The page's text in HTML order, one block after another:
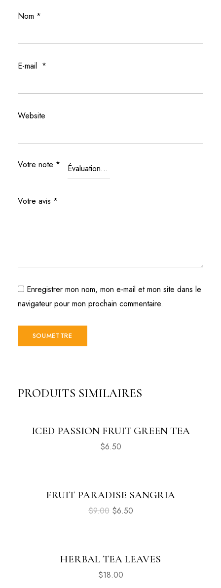
Nom *
E-mail *
Website
Votre note *
Votre avis *
Enregistrer mon nom, mon e-mail et mon site dans le
navigateur pour mon prochain commentaire.
PRODUITS SIMILAIRES
ICED PASSION FRUIT GREEN TEA
$6.50
FRUIT PARADISE SANGRIA
$9.00 $6.50
HERBAL TEA LEAVES
$18.00